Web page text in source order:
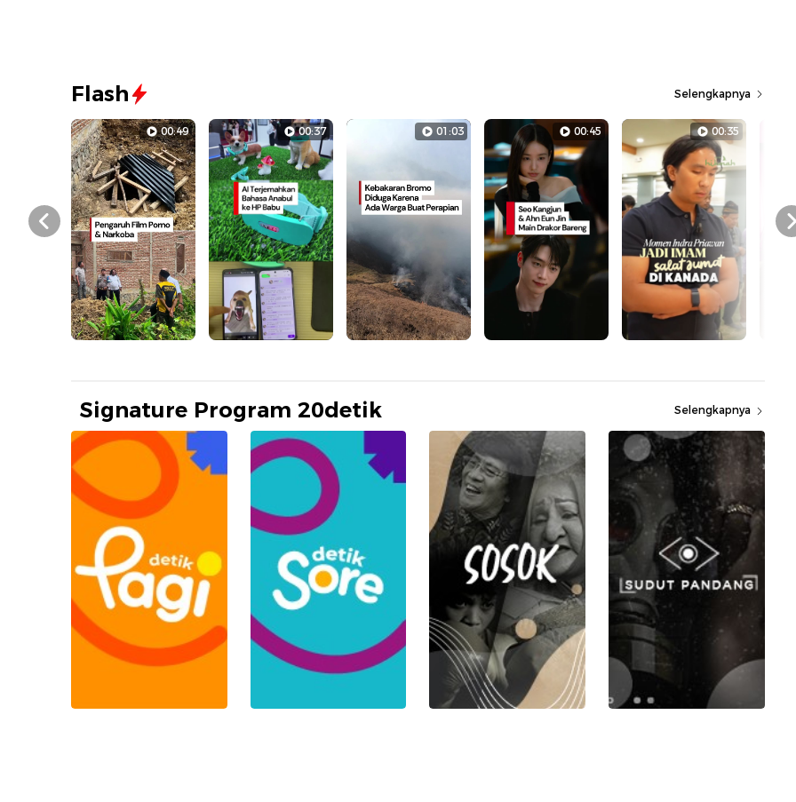
Flash Selengkapnya
00:49 00:37 01:03 00:45 00:35
Prev
Signature Program 20detik Selengkapnya